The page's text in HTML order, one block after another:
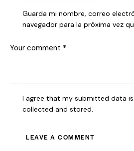
Guarda mi nombre, correo
navegador para la próxima vez
I agree that my submitted data
collected and stored.